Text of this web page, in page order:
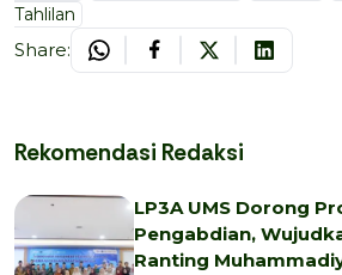
Tahlilan
Share:
Rekomendasi Redaksi
LP3A UMS Dorong
Pengabdian,
Ranting